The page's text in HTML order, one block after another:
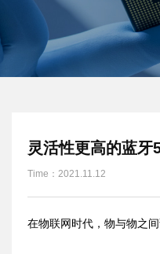
Support
Sample
Contact
灵活性更高的蓝
Time：2021.11.12
在物联网时代，物与物之